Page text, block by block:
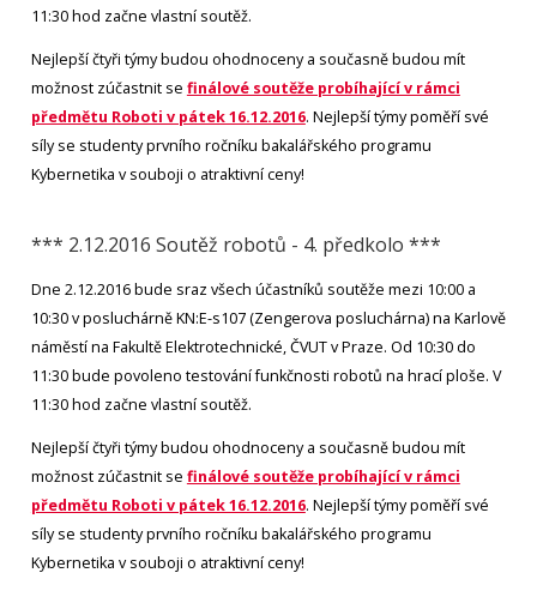
11:30 hod začne vlastní soutěž.
Nejlepší čtyři týmy budou ohodnoceny a současně budou mít
možnost zúčastnit se finálové soutěže probíhající v rámci
předmětu Roboti v pátek 16.12.2016. Nejlepší týmy poměří své
síly se studenty prvního ročníku bakalářského programu
Kybernetika v souboji o atraktivní ceny!
*** 2.12.2016 Soutěž robotů - 4. předkolo ***
Dne 2.12.2016 bude sraz všech účastníků soutěže mezi 10:00 a
10:30 v posluchárně KN:E-s107 (Zengerova posluchárna) na Karlově
náměstí na Fakultě Elektrotechnické, ČVUT v Praze. Od 10:30 do
11:30 bude povoleno testování funkčnosti robotů na hrací ploše. V
11:30 hod začne vlastní soutěž.
Nejlepší čtyři týmy budou ohodnoceny a současně budou mít
možnost zúčastnit se finálové soutěže probíhající v rámci
předmětu Roboti v pátek 16.12.2016. Nejlepší týmy poměří své
síly se studenty prvního ročníku bakalářského programu
Kybernetika v souboji o atraktivní ceny!